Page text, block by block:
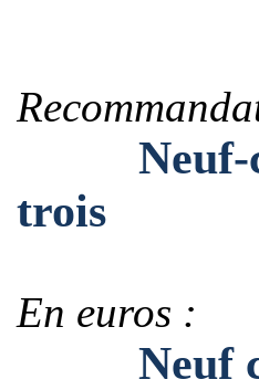
Neuf-
trois
En euros :
Neuf